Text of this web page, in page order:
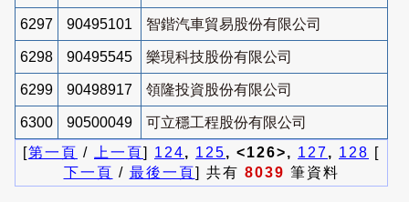
6297 90495101 智鍇汽車貿易股份有限公司
6298 90495545 樂現科技股份有限公司
6299 90498917 領隆投資股份有限公司
6300 90500049
可立穩工程股份有限公司
[第一頁 / 上一頁] 124, 125, <126>, 127, 128 [
下一頁 / 最後一頁] 共有 8039 筆資料